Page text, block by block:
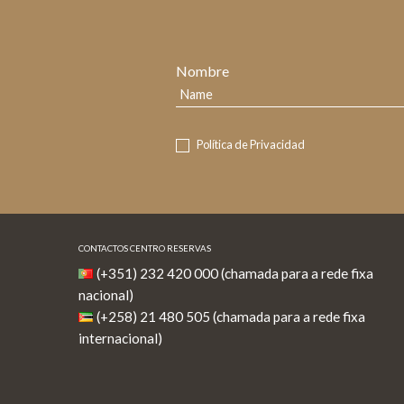
Nombre
Política de Privacidad
CONTACTOS CENTRO RESERVAS
(+351) 232 420 000 (chamada para a rede fixa
nacional)
(+258) 21 480 505 (chamada para a rede fixa
internacional)